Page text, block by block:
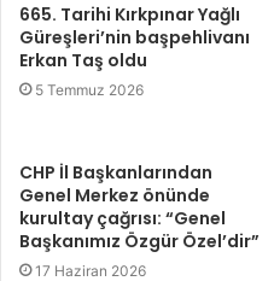
665. Tarihi Kırkpınar Yağlı
Güreşleri’nin başpehlivanı
Erkan Taş oldu
5 Temmuz 2026
CHP İl Başkanlarından
Genel Merkez önünde
kurultay çağrısı: “Genel
Başkanımız Özgür Özel’dir”
17 Haziran 2026